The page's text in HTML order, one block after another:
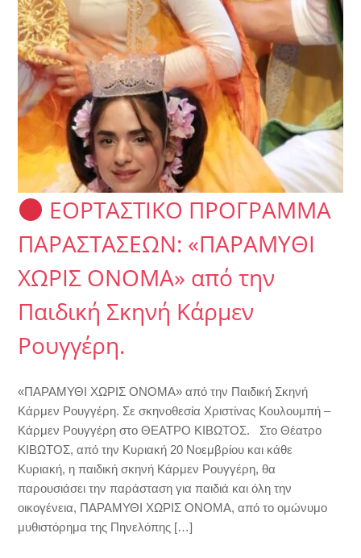
ΕΟΡΤΑΣΤΙΚΟ ΠΡΟΓΡΑΜΜΑ
ΠΑΡΑΣΤΑΣΕΩΝ: «ΠΑΡΑΜΥΘΙ
ΧΩΡΙΣ ΟΝΟΜΑ» από την
Παιδική Σκηνή Κάρμεν
Ρουγγέρη.
«ΠΑΡΑΜΥΘΙ ΧΩΡΙΣ ΟΝΟΜΑ» από την Παιδική Σκηνή
Κάρμεν Ρουγγέρη. Σε σκηνοθεσία Χριστίνας Κουλουμπή –
Κάρμεν Ρουγγέρη στο ΘΕΑΤΡΟ ΚΙΒΩΤΟΣ. Στο Θέατρο
ΚΙΒΩΤΟΣ, από την Κυριακή 20 Νοεμβρίου και κάθε
Κυριακή, η παιδική σκηνή Κάρμεν Ρουγγέρη, θα
παρουσιάσει την παράσταση για παιδιά και όλη την
οικογένεια, ΠΑΡΑΜΥΘΙ ΧΩΡΙΣ ΟΝΟΜΑ, από το ομώνυμο
μυθιστόρημα της Πηνελόπης […]